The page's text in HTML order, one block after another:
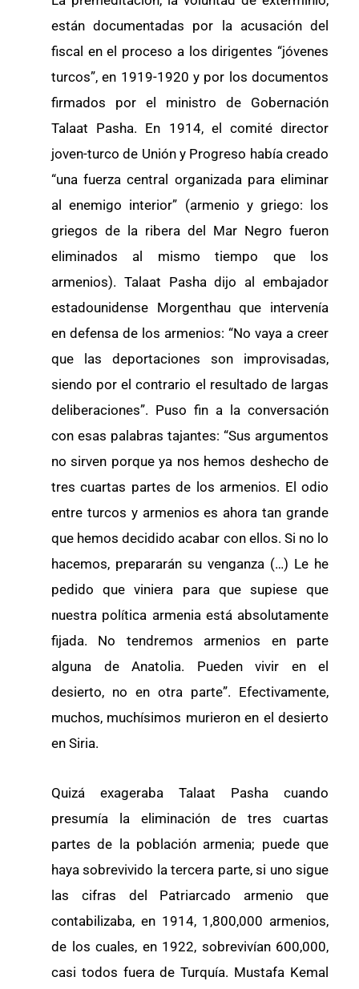
están documentadas por la acusación del
fiscal en el proceso a los dirigentes “jóvenes
turcos”, en 1919-1920 y por los documentos
firmados por el ministro de Gobernación
Talaat Pasha. En 1914, el comité director
joven-turco de Unión y Progreso había creado
“una fuerza central organizada para eliminar
al enemigo interior” (armenio y griego: los
griegos de la ribera del Mar Negro fueron
eliminados al mismo tiempo que los
armenios). Talaat Pasha dijo al embajador
estadounidense Morgenthau que intervenía
en defensa de los armenios: “No vaya a creer
que las deportaciones son improvisadas,
siendo por el contrario el resultado de largas
deliberaciones”. Puso fin a la conversación
con esas palabras tajantes: “Sus argumentos
no sirven porque ya nos hemos deshecho de
tres cuartas partes de los armenios. El odio
entre turcos y armenios es ahora tan grande
que hemos decidido acabar con ellos. Si no lo
hacemos, prepararán su venganza (…) Le he
pedido que viniera para que supiese que
nuestra política armenia está absolutamente
fijada. No tendremos armenios en parte
alguna de Anatolia. Pueden vivir en el
desierto, no en otra parte”. Efectivamente,
muchos, muchísimos murieron en el desierto
en Siria.
Quizá exageraba Talaat Pasha cuando
presumía la eliminación de tres cuartas
partes de la población armenia; puede que
haya sobrevivido la tercera parte, si uno sigue
las cifras del Patriarcado armenio que
contabilizaba, en 1914, 1,800,000 armenios,
de los cuales, en 1922, sobrevivían 600,000,
casi todos fuera de Turquía. Mustafa Kemal